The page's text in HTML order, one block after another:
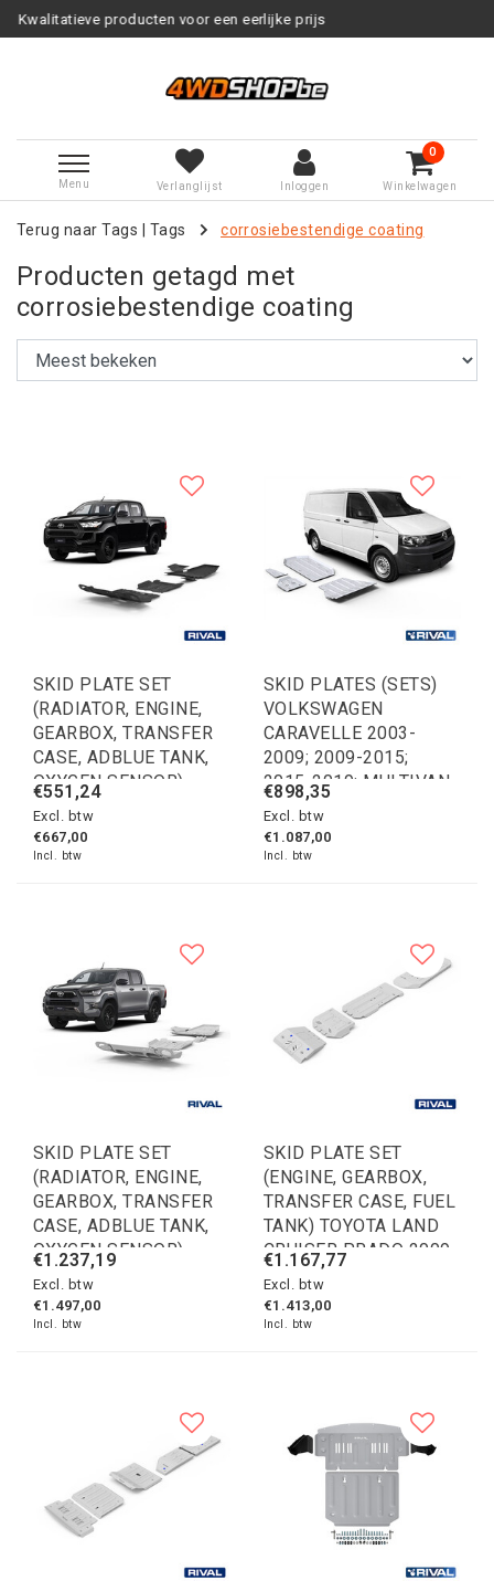
een eerlijke prijs
Menu Verlanglijst Inloggen
0
Winkelwagen
Terug naar Tags Tags corrosiebestendige coating
Producten getagd met
corrosiebestendige coating
SKID PLATE SET
(RADIATOR, ENGINE,
GEARBOX, TRANSFER
CASE, ADBLUE TANK,
OXYGEN SENSOR)
TOYOTA HILUX 2015-
2020; 2018-2020;
2021-; 2,4 L. / DIESEL
€551,24
Excl. btw
€667,00
Incl. btw
SKID PLATES (SETS)
VOLKSWAGEN
CARAVELLE 2003-
2009; 2009-2015;
2015-2019; MULTIVAN
2003-2009; 2009-2015;
2015-2019;
TRANSPORTER 2003-
€898,35
Excl. btw
€1.087,00
Incl. btw
SKID PLATE SET
(RADIATOR, ENGINE,
GEARBOX, TRANSFER
CASE, ADBLUE TANK,
OXYGEN SENSOR)
TOYOTA HILUX 2015-
2020; 2018-2020;
2021-; 2,4 L. / DIESEL
€1.237,19
Excl. btw
€1.497,00
Incl. btw
SKID PLATE SET
(ENGINE, GEARBOX,
TRANSFER CASE, FUEL
TANK) TOYOTA LAND
CRUISER PRADO 2009-
2013; 2013-2017;
2017-2020; 2020-2023;
2,7 L. / GASOLINE; 3 L.
€1.167,77
Excl. btw
€1.413,00
Incl. btw